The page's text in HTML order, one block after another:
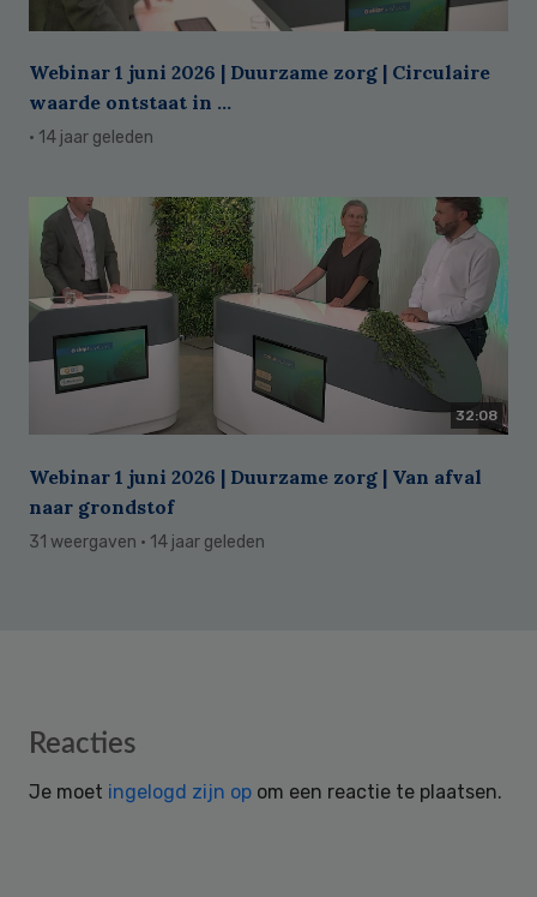
Webinar 1 juni 2026 | Duurzame zorg | Circulaire
waarde ontstaat in ...
· 14 jaar geleden
32:08
Webinar 1 juni 2026 | Duurzame zorg | Van afval
naar grondstof
31 weergaven · 14 jaar geleden
Reader
Reacties
Je moet ingelogd zijn op om een reactie te plaatsen.